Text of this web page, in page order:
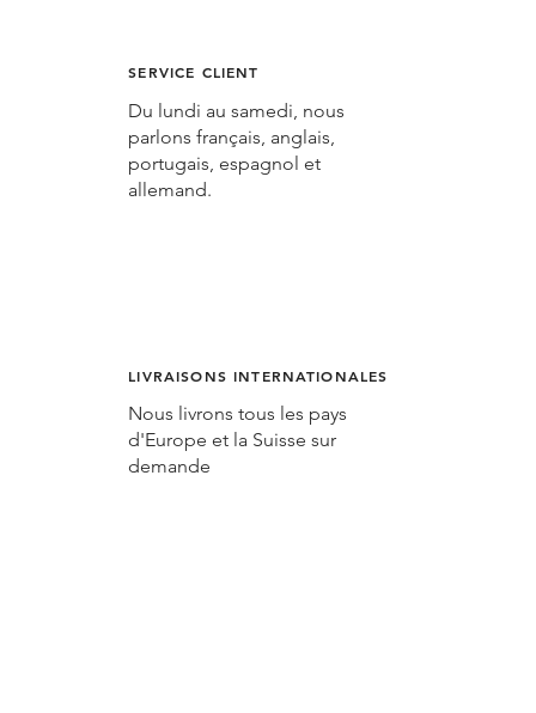
SERVICE CLIENT
Du lundi au samedi, nous
parlons français, anglais,
portugais, espagnol et
allemand.
LIVRAISONS INTERNATIONALES
Nous livrons tous les pays
d'Europe et la Suisse sur
demande